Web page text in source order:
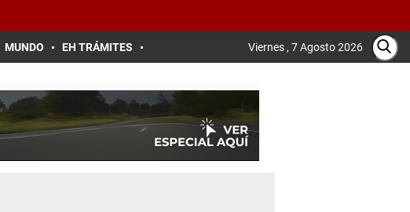
MUNDO EH TRÁMITES Viernes , 7 Agosto 2026